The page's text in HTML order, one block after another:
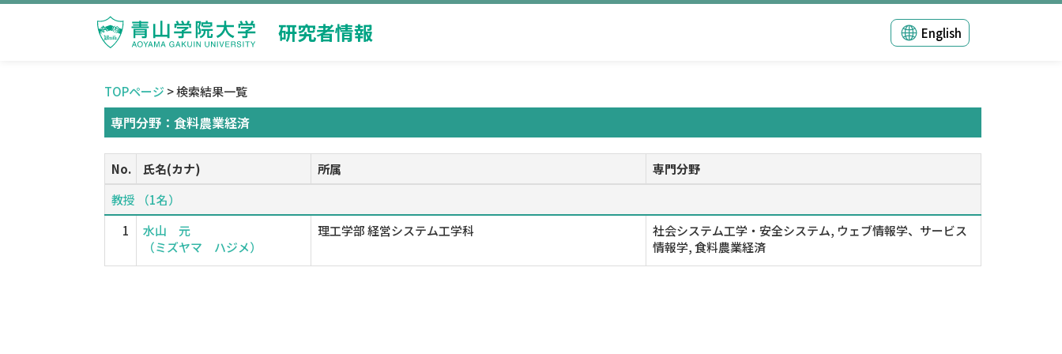
研究者情報 English
TOPページ > 検索結果一覧
専門分野：食料農業経済
No. 氏名(カナ) 所属
専門分野
教授 （1名）
1
水山 元
（ミズヤマ ハジメ）
理工学部 経営システム工学科
社会システム工学・安全システム, ウェブ情報学、サービス
情報学, 食料農業経済